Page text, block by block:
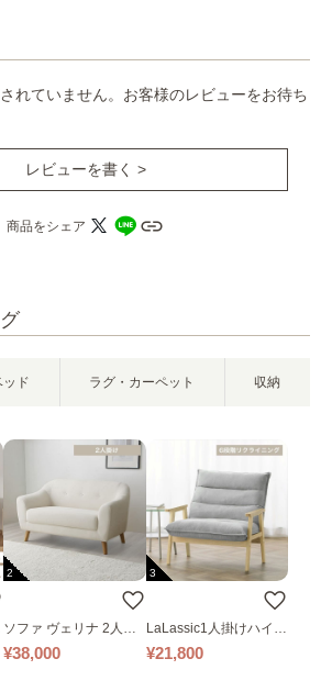
ッド ラグ・カーペット 収納
2
ソファ ヴェリナ 2人掛
け
¥38,000
3
LaLassic1人掛けハイバ
ックソファ ワイド
¥21,800
れていません。お客様のレビューをお待ち
レビューを書く >
商品をシェア